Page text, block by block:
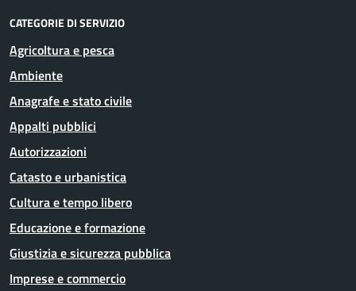
CATEGORIE DI SERVIZIO
Agricoltura e pesca
Ambiente
Anagrafe e stato civile
Appalti pubblici
Autorizzazioni
Catasto e urbanistica
Cultura e tempo libero
Educazione e formazione
Giustizia e sicurezza pubblica
Imprese e commercio